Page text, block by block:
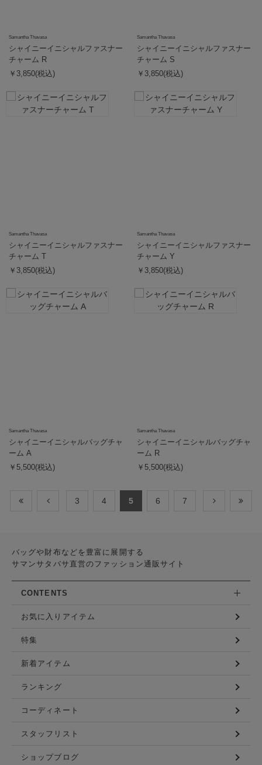
Samantha Thavasa
シャイニーイニシャルファスナー
チャーム R
￥3,850(税込)
Samantha Thavasa
シャイニーイニシャルファスナー
チャーム S
￥3,850(税込)
Samantha Thavasa
シャイニーイニシャルファスナー
チャーム T
￥3,850(税込)
Samantha Thavasa
シャイニーイニシャルファスナー
チャーム Y
￥3,850(税込)
Samantha Thavasa
シャイニーイニシャルバッグチャ
ーム A
￥5,500(税込)
Samantha Thavasa
シャイニーイニシャルバッグチャ
ーム R
￥5,500(税込)
3 4 5 6 7
バッグや財布などを豊富に展開する
サマンサタバサ直営のファッション通販サイト
CONTENTS
お気に入りアイテム
特集
新着アイテム
ランキング
コーディネート
スタッフリスト
ショップブログ